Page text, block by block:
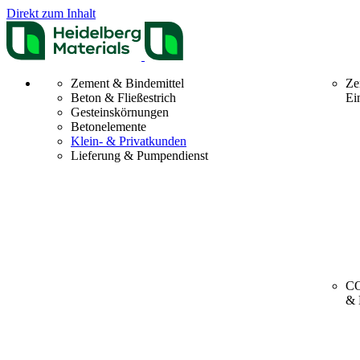
Direkt zum Inhalt
Zement & Bindemittel
Beton & Fließestrich
Gesteinskörnungen
Betonelemente
Klein- & Privatkunden
Lieferung & Pumpendienst
&